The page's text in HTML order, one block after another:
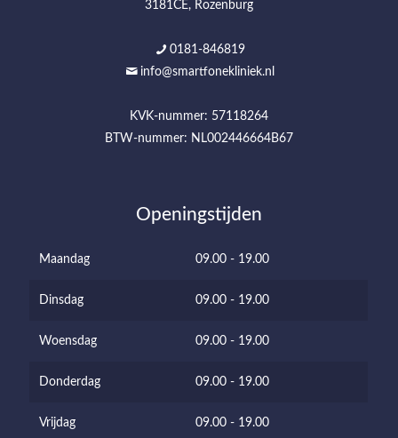
3181CE, Rozenburg
0181-846819
info@smartfonekliniek.nl
KVK-nummer: 57118264
BTW-nummer: NL002446664B67
Openingstijden
Maandag 09.00 - 19.00
Dinsdag 09.00 - 19.00
Woensdag 09.00 - 19.00
Donderdag 09.00 - 19.00
Vrijdag 09.00 - 19.00